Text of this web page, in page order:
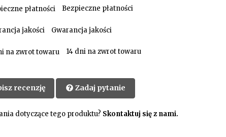
Bezpieczne płatności
Gwarancja jakości
14 dni na zwrot towaru
recenzję Zadaj pytanie
dotyczące tego produktu? Skontaktuj się z nami.